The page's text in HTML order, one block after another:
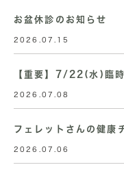
お盆休診のお知らせ
2026.07.15
【重要】7/22(水)臨
2026.07.08
フェレットさんの健康
2026.07.06